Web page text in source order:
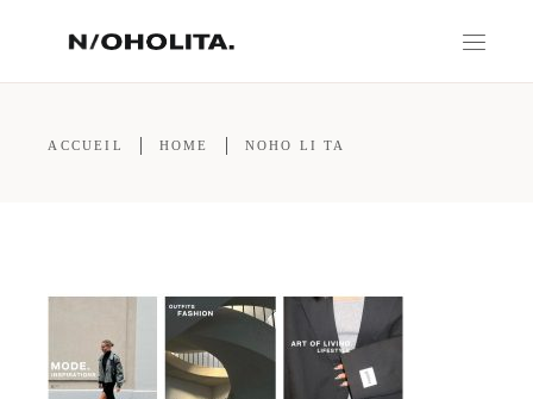
ACCUEIL HOME NOHO LI TA